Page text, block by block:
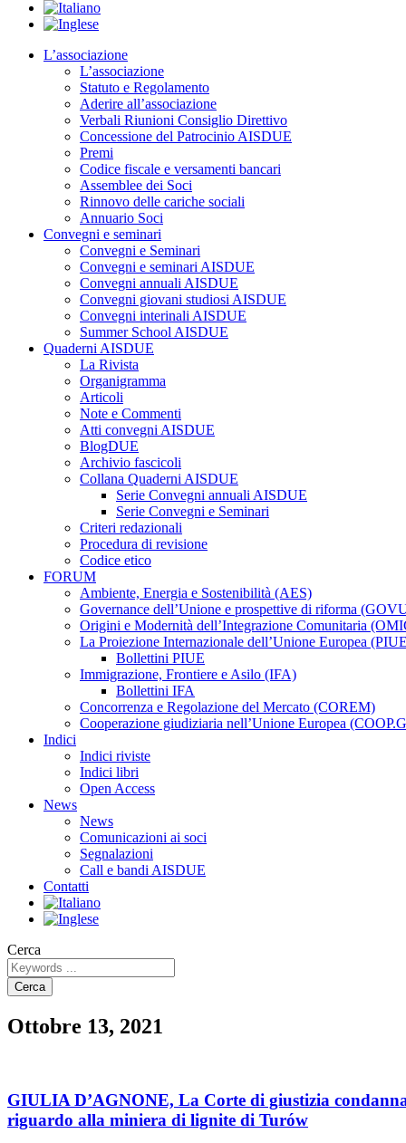
L’associazione
L’associazione
Statuto e Regolamento
Aderire all’associazione
Verbali Riunioni Consiglio Direttivo
Concessione del Patrocinio AISDUE
Premi
Codice fiscale e versamenti bancari
Assemblee dei Soci
Rinnovo delle cariche sociali
Annuario Soci
Convegni e seminari
Convegni e Seminari
Convegni e seminari AISDUE
Convegni annuali AISDUE
Convegni giovani studiosi AISDUE
Convegni interinali AISDUE
Summer School AISDUE
Quaderni AISDUE
La Rivista
Organigramma
Articoli
Note e Commenti
Atti convegni AISDUE
BlogDUE
Archivio fascicoli
Collana Quaderni AISDUE
Serie Convegni annuali AISDUE
Serie Convegni e Seminari
Criteri redazionali
Procedura di revisione
Codice etico
FORUM
Ambiente, Energia e Sostenibilità (AES)
Governance dell’Unione e prospettive di riforma
Origini e Modernità dell’Integrazione Comunitaria
La Proiezione Internazionale dell’Unione Europea
Bollettini PIUE
Immigrazione, Frontiere e Asilo (IFA)
Bollettini IFA
Concorrenza e Regolazione del Mercato (COREM)
Cooperazione giudiziaria nell’Unione Europea
Indici
Indici riviste
Indici libri
Open Access
News
News
Comunicazioni ai soci
Segnalazioni
Call e bandi AISDUE
Contatti
Cerca
Cerca
Ottobre 13, 2021
GIULIA D’AGNONE, La Corte di giustizia
riguardo alla miniera di lignite di Turów